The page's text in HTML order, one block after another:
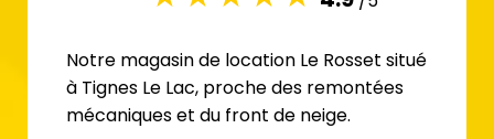
Notre magasin de location Le Rosset situé
à Tignes Le Lac, proche des remontées
mécaniques et du front de neige.